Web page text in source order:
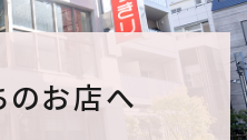
のお店へ